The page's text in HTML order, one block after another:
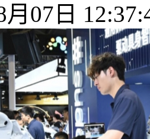
月07日